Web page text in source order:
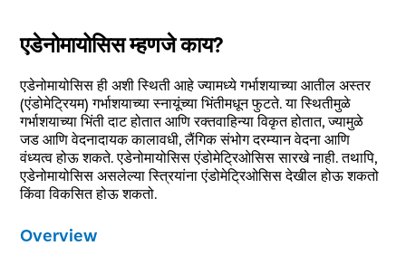
एडेनोमायोसिस म्हणजे काय?
एडेनोमायोसिस ही अशी स्थिती आहे ज्यामध्ये गर्भाशयाच्या आतील अस्तर
(एंडोमेट्रियम) गर्भाशयाच्या स्नायूंच्या भिंतीमधून फुटते. या स्थितीमुळे
गर्भाशयाच्या भिंती दाट होतात आणि रक्तवाहिन्या विकृत होतात, ज्यामुळे
जड आणि वेदनादायक कालावधी, लैंगिक संभोग दरम्यान वेदना आणि
वंध्यत्व होऊ शकते. एडेनोमायोसिस एंडोमेट्रिओसिस सारखे नाही. तथापि,
एडेनोमायोसिस असलेल्या स्त्रियांना एंडोमेट्रिओसिस देखील होऊ शकतो
किंवा विकसित होऊ शकतो.
Overview